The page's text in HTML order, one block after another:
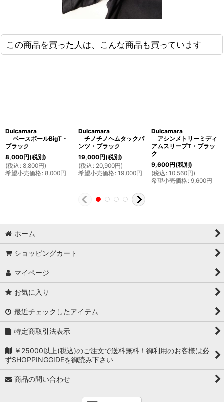
この商品を買った人は、こんな商品も買っています
Dulcamara
ベースボールBigT・
ブラック
8,000円(税別)
(税込 : 8,800円)
希望小売価格: 8,000円
Dulcamara
チノチノヘムタックパ
ンツ・ブラック
19,000円(税別)
(税込 : 20,900円)
希望小売価格: 19,000円
Dulcamara
アシンメトリーミディ
アムスリーブT・ブラッ
ク
9,600円(税別)
(税込 : 10,560円)
希望小売価格: 9,600円
ホーム
ショッピングカート
マイページ
お気に入り
最近チェックしたアイテム
特定商取引法表示
￥25000以上(税込)のご注文で送料無料！御利用のお客様は必
ずSHOPPINGGIDEを御読み下さい
商品の問い合わせ